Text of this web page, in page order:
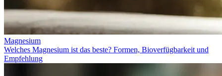
Magnesium
Welches Magnesium ist das beste? Formen, Bioverfügbarkeit und
Empfehlung